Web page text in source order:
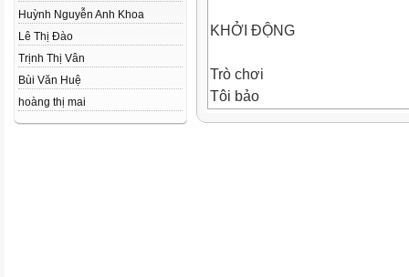
Huỳnh Nguyễn Anh Khoa
Lê Thị Đào
Trịnh Thị Vân
Bùi Văn Huệ
hoàng thị mai
KHỞI ĐỘNG
Trò chơi
Tôi bảo